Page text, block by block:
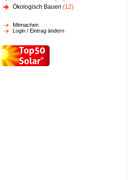
Ökologisch Bauen (12)
Mitmachen
Login / Eintrag ändern